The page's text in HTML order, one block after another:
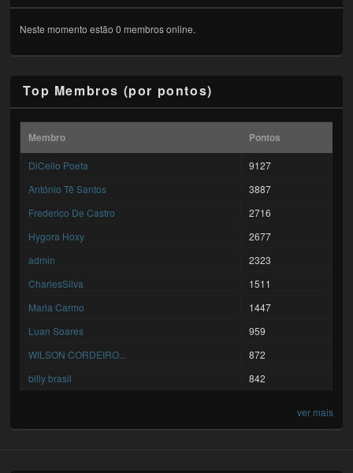
Neste momento estão 0 membros online.
Top Membros (por pontos)
Membro Pontos
DiCello Poeta
9127
António Tê Santos
3887
Frederico De Castro
2716
Hygora Hoxy
2677
admin
2323
CharlesSilva
1511
Maria Carmo
1447
Luan Soares
959
WILSON CORDEIRO...
872
billy brasil
842
ver mais